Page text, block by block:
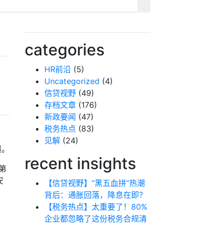
categories
HR前沿 (5)
Uncategorized (4)
信贷视野 (49)
存档文章 (176)
新政要闻 (47)
税务热点 (83)
见解 (24)
recent insights
【信贷视野】“黑五血拼”热潮
背后：通胀回落，降息在即？
【税务热点】太重要了！80%
企业都忽略了这份税务合规清